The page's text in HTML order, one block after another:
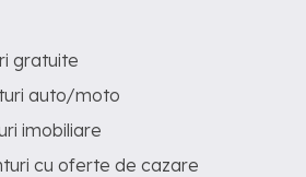
gratuite
auto/moto
imobiliare
cu oferte de cazare